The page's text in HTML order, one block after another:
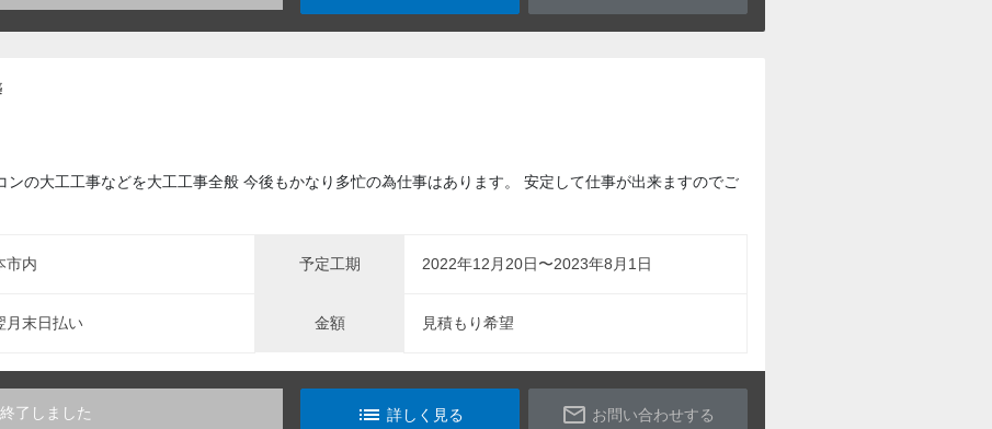
ンの大工工事などを大工工事全般 今後もかなり多忙の為仕事はあります。 安定して仕事が出来ますのでご
市内 予定工期 2022年12月20日〜2023年8月1日
月末日払い 金額 見積もり希望
了しました list_alt
詳しく見る mail_outline お問い合わせする